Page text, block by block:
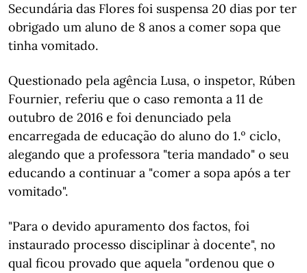
Secundária das Flores foi suspensa 20 dias por ter
obrigado um aluno de 8 anos a comer sopa que
tinha vomitado.
Questionado pela agência Lusa, o inspetor, Rúben
Fournier, referiu que o caso remonta a 11 de
outubro de 2016 e foi denunciado pela
encarregada de educação do aluno do 1.º ciclo,
alegando que a professora "teria mandado" o seu
educando a continuar a "comer a sopa após a ter
vomitado".
"Para o devido apuramento dos factos, foi
instaurado processo disciplinar à docente", no
qual ficou provado que aquela "ordenou que o